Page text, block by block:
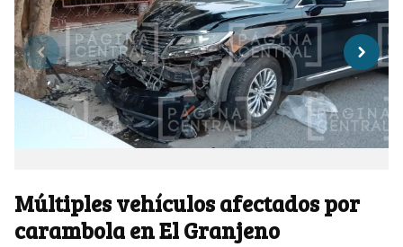
Múltiples vehículos afectados por
carambola en El Granjeno